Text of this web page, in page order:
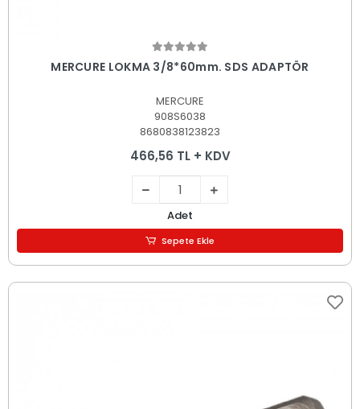
Sepete Ekle
MERCURE LOKMA 3/8*60mm. SDS ADAPTÖR
MERCURE
908S6038
8680838123823
466,56 TL + KDV
Adet
Sepete Ekle